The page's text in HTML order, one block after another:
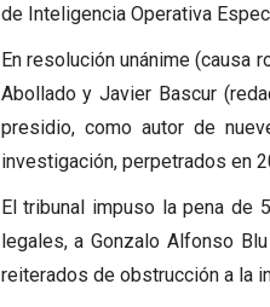
de Inteligencia Operativa
En resolución unánime (causa
Abollado y Javier Bascur
presidio, como autor de
investigación, perpetrados en
El tribunal impuso la pena de
legales, a Gonzalo Alfonso
reiterados de obstrucción a la